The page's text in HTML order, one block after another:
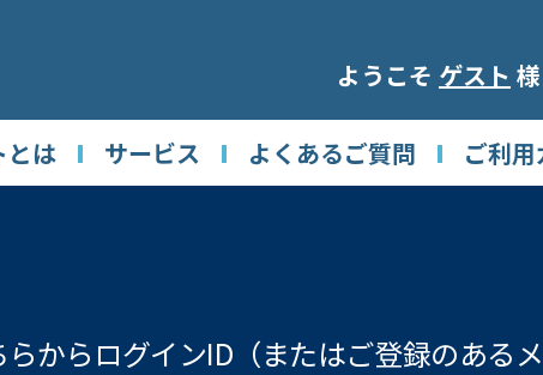
ようこそ ゲスト 様
とは サービス よくあるご質問 ご利
からログインID（またはご登録のある